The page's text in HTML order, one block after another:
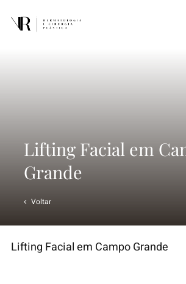
Cursos
Contato
Lifting Facial em
Grande
Voltar
Lifting Facial em Campo Grande